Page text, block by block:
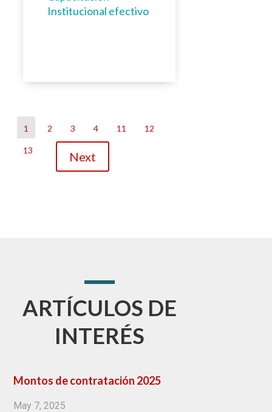
Institucional efectivo
1 2 3 4 11 12
13 Next
ARTÍCULOS DE
INTERÉS
Montos de contratación 2025
May 7, 2025